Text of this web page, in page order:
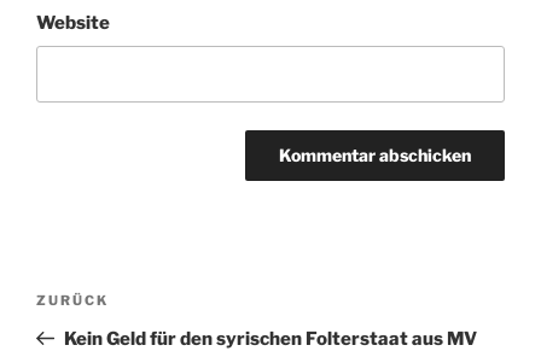
Website
Beitragsnavigation
Vorheriger
Beitrag
ZURÜCK
Kein Geld für den syrischen Folterstaat aus MV